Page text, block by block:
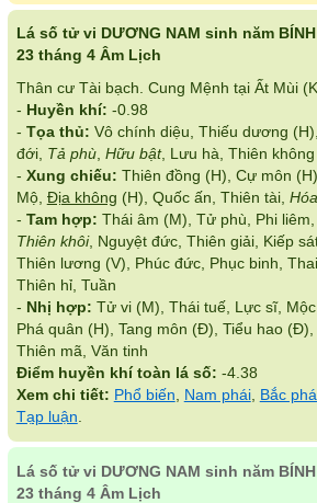
Lá số tử vi DƯƠNG NAM sinh năm
23 tháng 4 Âm Lịch
Thân cư Tài bạch. Cung Mệnh tại Ất Mùi
- Huyền khí: -0.98
- Tọa thủ: Vô chính diệu, Thiếu dương
đới, Tả phù, Hữu bật, Lưu hà, Thiên không
- Xung chiếu: Thiên đồng (H), Cự môn
Mộ, Địa không (H), Quốc ấn, Thiên tài,
- Tam hợp: Thái âm (M), Tử phù, Phi liêm,
Thiên khôi, Nguyệt đức, Thiên giải, Kiếp
Thiên lương (V), Phúc đức, Phục binh,
Thiên hỉ, Tuần
- Nhị hợp: Tử vi (M), Thái tuế, Lực sĩ, Mộc
Phá quân (H), Tang môn (Đ), Tiểu hao (Đ),
Thiên mã, Văn tinh
Điểm huyền khí toàn lá số: -4.38
Xem chi tiết: Phổ biến Nam phái, Bắc
Tạp luận
Lá số tử vi DƯƠNG NAM sinh năm
23 tháng 4 Âm Lịch